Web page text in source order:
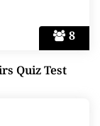
8
Quiz Test